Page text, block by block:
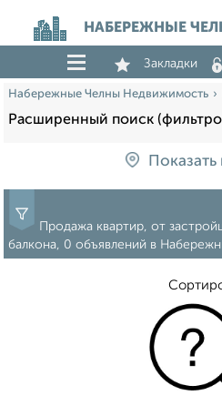
НАБЕРЕЖНЫЕ
Закладки
Набережные Челны Недвижимость
Расширенный поиск
Показать
Продажа квартир, от
балкона, 0 объявлений в